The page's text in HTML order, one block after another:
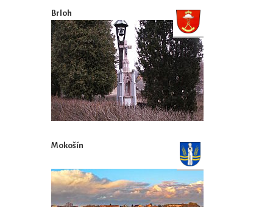
Brloh
Mokošín